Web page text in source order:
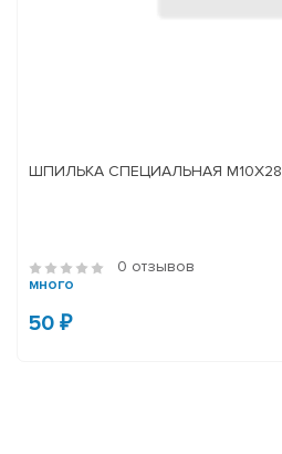
ШПИЛЬКА СПЕЦИАЛЬНАЯ М10Х28
0 отзывов
много
50 ₽